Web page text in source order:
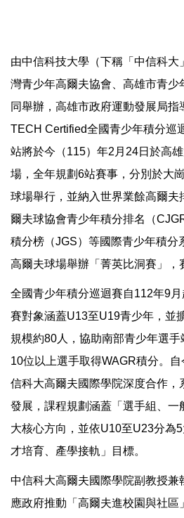
由中信科技大學（下稱「中信科
灣青少年高爾夫協會、高雄市青少
同舉辦，高雄市政府運動發展局指
TECH Certified全國青少年積分巡
站將於今（115）年2月24日於高
場，全年規劃6站賽事，分別於大
球場舉行，並納入世界業餘高爾夫
爾夫球協會青少年積分排名（
積分榜（JGS）等國際青少年積分
高爾夫球場舉辦「菁英比洞賽」，
全國青少年積分巡迴賽自112年9
賽對象涵蓋U13至U19青少年，並
規模約80人，協助南部青少年選
10位以上選手取得WAGR積分。
信科大高爾夫國際學院深度合作，
發展，課程規劃涵蓋「選手組、一
大核心方向，並依U10至U23分為
才培育、產學接軌」目標。
中信科大高爾夫國際學院副教授兼
應政府推動「高爾夫進校園與社